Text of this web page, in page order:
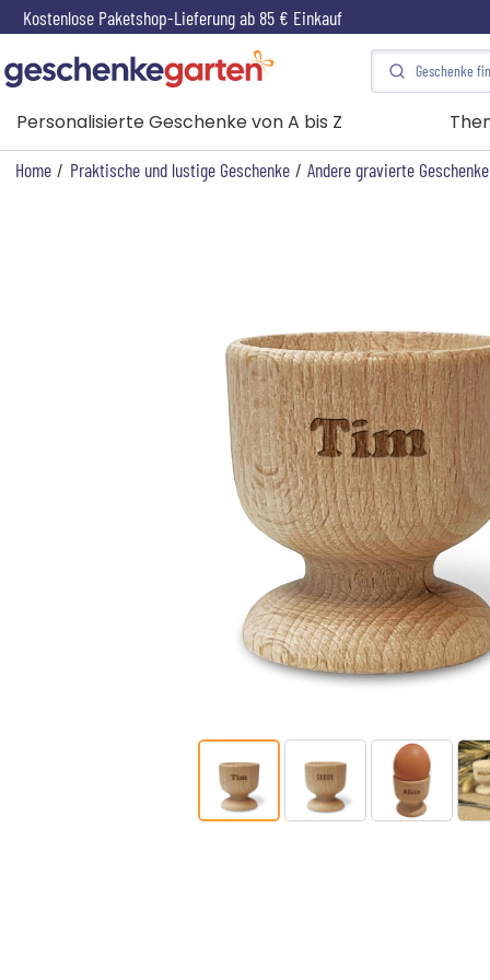
Kostenlose Paketshop-Lieferung ab 85 € Einkauf
Personalisierte Geschenke von A bis Z
Home / Praktische und lustige Geschenke / Andere gravierte Geschenke